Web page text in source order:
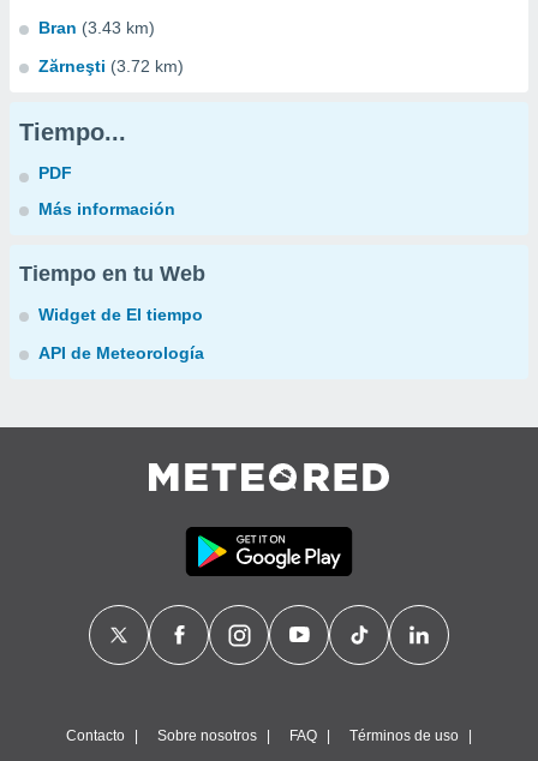
Bran (3.43 km)
Zărneşti (3.72 km)
Tiempo...
PDF
Más información
Tiempo en tu Web
Widget de El tiempo
API de Meteorología
Contacto Sobre nosotros FAQ Términos de uso